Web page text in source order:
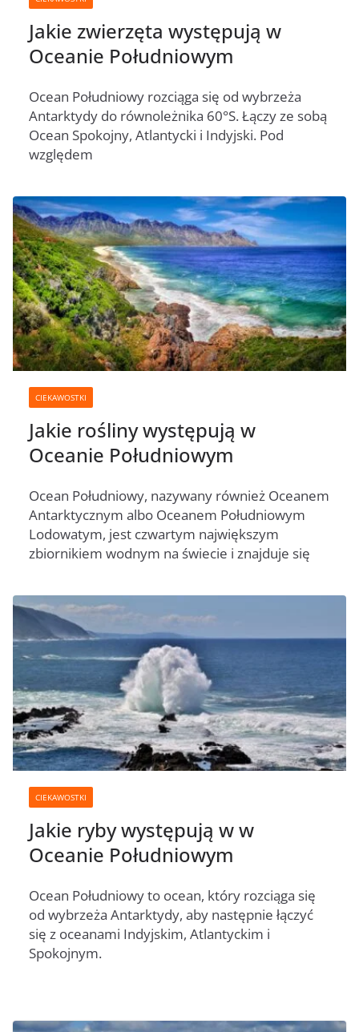
Jakie zwierzęta występują w
Oceanie Południowym
Ocean Południowy rozciąga się od wybrzeża
Antarktydy do równoleżnika 60°S. Łączy ze sobą
Ocean Spokojny, Atlantycki i Indyjski. Pod
względem
CIEKAWOSTKI
Jakie rośliny występują w
Oceanie Południowym
Ocean Południowy, nazywany również Oceanem
Antarktycznym albo Oceanem Południowym
Lodowatym, jest czwartym największym
zbiornikiem wodnym na świecie i znajduje się
CIEKAWOSTKI
Jakie ryby występują w w
Oceanie Południowym
Ocean Południowy to ocean, który rozciąga się
od wybrzeża Antarktydy, aby następnie łączyć
się z oceanami Indyjskim, Atlantyckim i
Spokojnym.